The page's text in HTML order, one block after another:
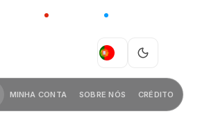
CHINA
PT
MINHA CONTA SOBRE NÓS CRÉDITO